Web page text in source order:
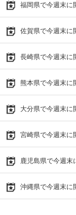
福岡県で今週末に
佐賀県で今週末に
長崎県で今週末に
熊本県で今週末に
大分県で今週末に
宮崎県で今週末に
鹿児島県で今週末
沖縄県で今週末に